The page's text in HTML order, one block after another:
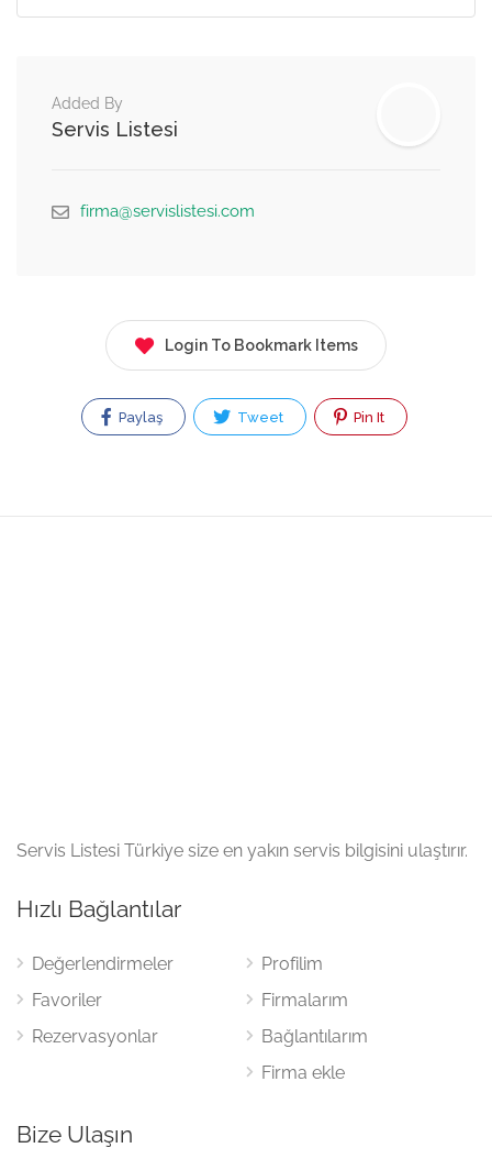
Added By
Servis Listesi
firma@servislistesi.com
Login To Bookmark Items
Paylaş Tweet Pin It
Servis Listesi Türkiye size en yakın servis bilgisini ulaştırır.
Hızlı Bağlantılar
Değerlendirmeler
Favoriler
Rezervasyonlar
Profilim
Firmalarım
Bağlantılarım
Firma ekle
Bize Ulaşın